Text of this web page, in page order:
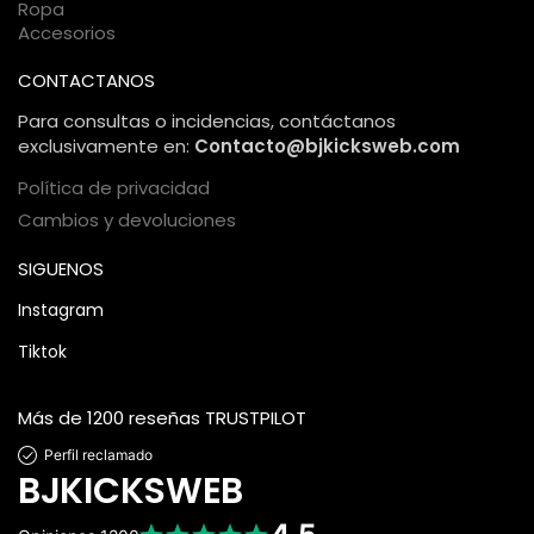
Ropa
Accesorios
CONTACTANOS
Para consultas o incidencias, contáctanos
exclusivamente en: Contacto@bjkicksweb.com
Política de privacidad
Cambios y devoluciones
SIGUENOS
Instagram
Tiktok
Más de 1200 reseñas TRUSTPILOT
Perfil reclamado
BJKICKSWEB